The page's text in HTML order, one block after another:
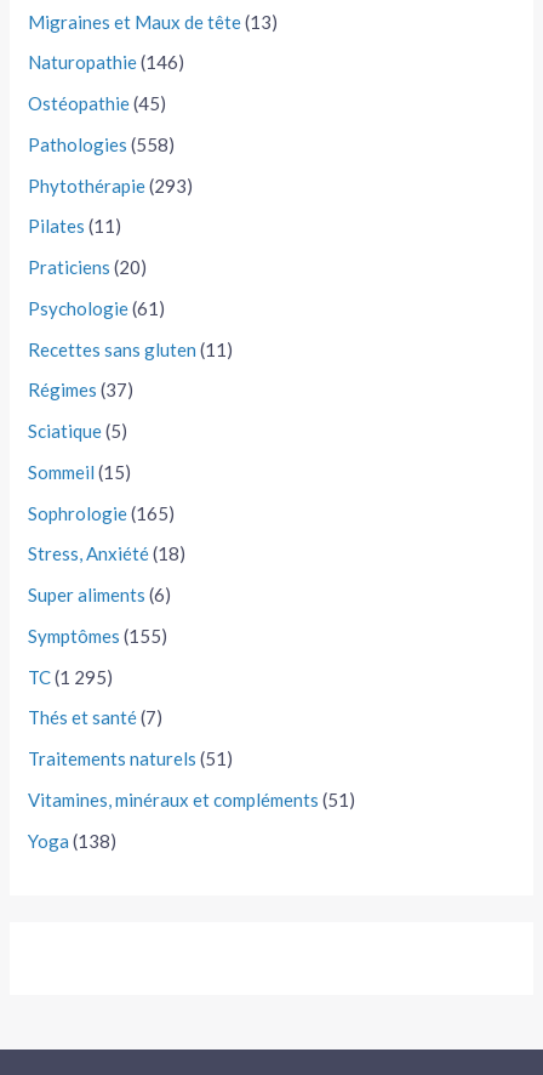
Migraines et Maux de tête(13)
Naturopathie(146)
Ostéopathie(45)
Pathologies (558)
Phytothérapie(293)
Pilates (11)
Praticiens (20)
Psychologie(61)
Recettes sans gluten (11)
Régimes (37)
Sciatique(5)
Sommeil (15)
Sophrologie(165)
Stress, Anxiété(18)
Super aliments (6)
Symptômes (155)
TC(1 295)
Thés et santé(7)
Traitements naturels (51)
Vitamines, minéraux et compléments (51)
Yoga (138)